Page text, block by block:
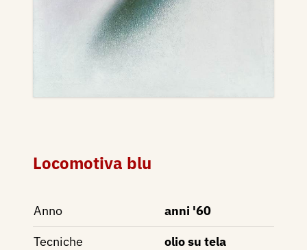
Locomotiva blu
Anno
anni '60
Tecniche
olio su tela